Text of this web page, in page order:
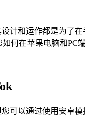
计和运作都是为了
何在苹果电脑和PC
可以通过使用安卓